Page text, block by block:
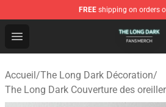
FREE shipping on orders
Open menu
The Long Dark Shop - Official
Accueil/The Long Dark Décoration/
The Long Dark Couverture des